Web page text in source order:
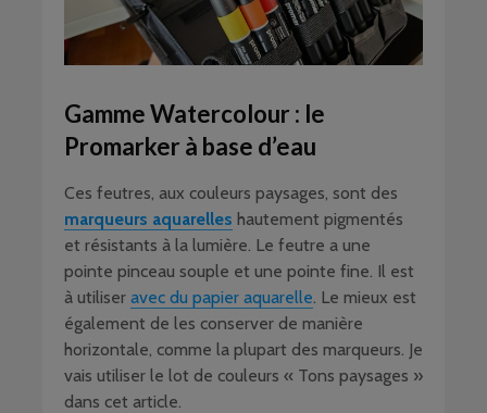
Gamme Watercolour : le
Promarker à base d’eau
Ces feutres, aux couleurs paysages, sont des
marqueurs aquarelles hautement pigmentés
et résistants à la lumière. Le feutre a une
pointe pinceau souple et une pointe fine. Il est
à utiliser avec du papier aquarelle . Le mieux est
également de les conserver de manière
horizontale, comme la plupart des marqueurs. Je
vais utiliser le lot de couleurs « Tons paysages »
dans cet article.